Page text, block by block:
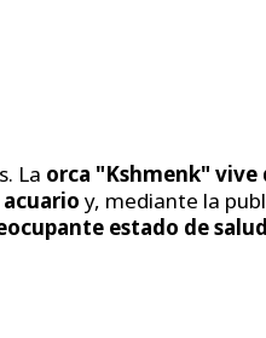
La orca "Kshmenk" vive
y, mediante la
estado de salud